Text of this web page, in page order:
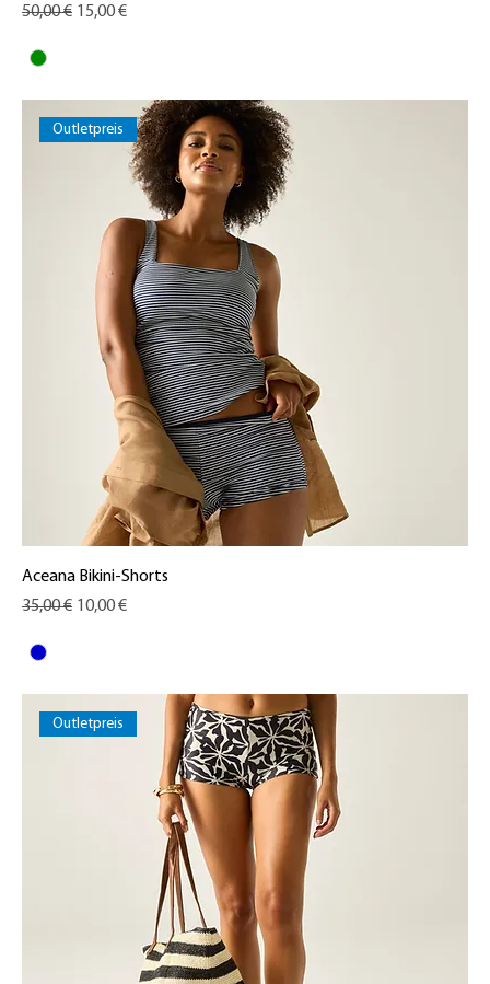
Standardpreis
50,00 € Sale-Preis
15,00 €
Outletpreis
Aceana Bikini-Shorts
Standardpreis
35,00 € Sale-Preis
10,00 €
Outletpreis